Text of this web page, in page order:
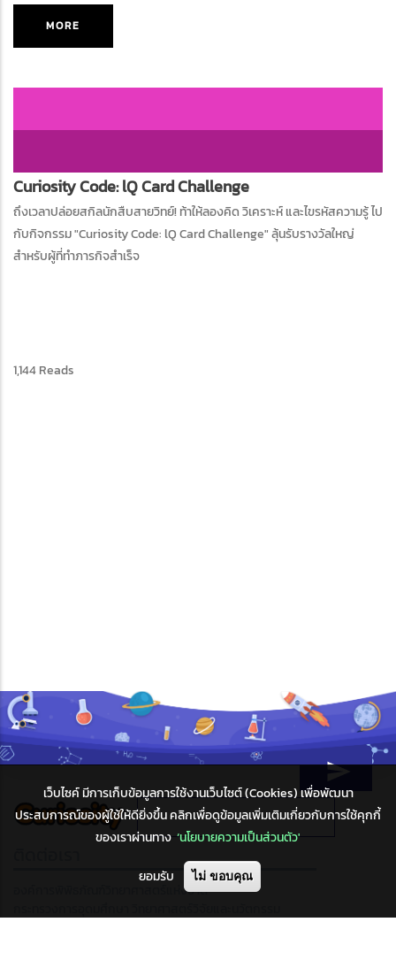
MORE
เว็บไซค์ มีการเก็บข้อมูลการใช้งานเว็บไซต์ (Cookies) เพื่อพัฒนา
ประสบการณ์ของผู้ใช้ให้ดียิ่งขึ้น คลิกเพื่อดูข้อมูลเพิ่มเติมเกี่ยวกับการใช้คุกกี้
ของเราผ่านทาง ‘นโยบายความเป็นส่วนตัว'
ยอมรับ ไม่ ขอบคุณ